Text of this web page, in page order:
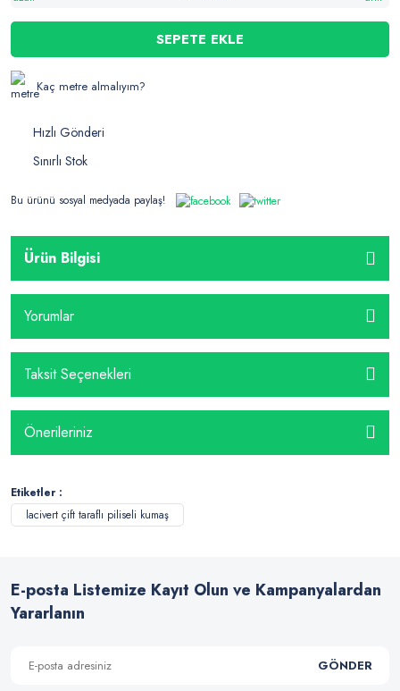
SEPETE EKLE
Kaç metre almalıyım?
Hızlı Gönderi
Sınırlı Stok
Bu ürünü sosyal medyada paylaş!
Ürün Bilgisi
Yorumlar
Taksit Seçenekleri
Önerileriniz
Etiketler :
lacivert çift taraflı piliseli kumaş
E-posta Listemize Kayıt Olun ve Kampanyalardan
Yararlanın
GÖNDER